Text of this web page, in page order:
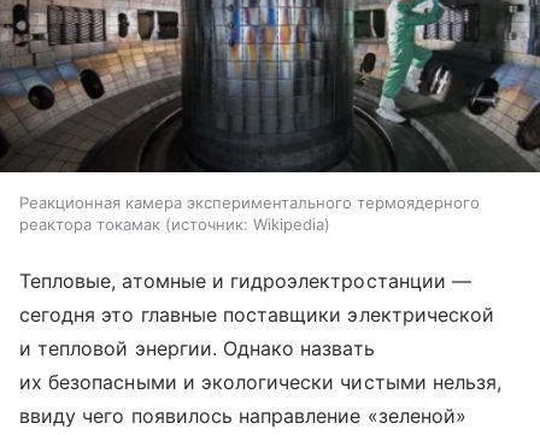
Реакционная камера экспериментального термоядерного
реактора токамак
источник: Wikipedia
Тепловые, атомные и гидроэлектростанции —
сегодня это главные поставщики электрической
и тепловой энергии. Однако назвать
их безопасными и экологически чистыми нельзя,
ввиду чего появилось направление «зеленой»